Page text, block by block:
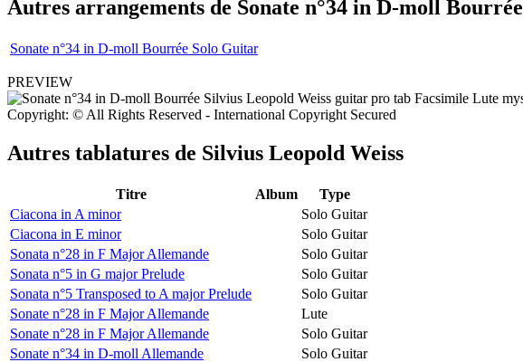
Autres arrangements de Sonate n°34 in D-moll Bourrée
Sonate n°34 in D-moll Bourrée Solo Guitar
PREVIEW
Copyright: © All Rights Reserved - International Copyright Secured
Autres tablatures de Silvius Leopold Weiss
Titre Album
Type
Ciacona in A minor
Solo Guitar
Ciacona in E minor
Solo Guitar
Sonata n°28 in F Major Allemande
Solo Guitar
Sonata n°5 in G major Prelude
Solo Guitar
Sonata n°5 Transposed to A major Prelude
Solo Guitar
Sonate n°28 in F Major Allemande
Lute
Sonate n°28 in F Major Allemande
Solo Guitar
Sonate n°34 in D-moll Allemande
Solo Guitar